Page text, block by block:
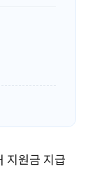
낸 김민석에 '뻔뻔'
지원금 지급